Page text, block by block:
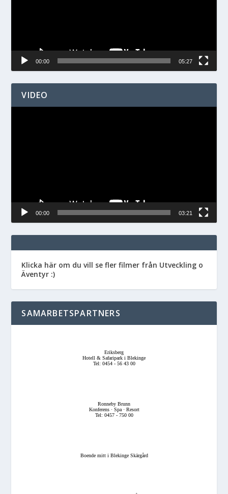
00:00 05:27
VIDEO
00:00 03:21
Klicka här om du vill se fler filmer från Utveckling o
Äventyr :)
SAMARBETSPARTNERS
Eriksberg
Hotell & Safaripark i Blekinge
Tel: 0454 - 56 43 00
Ronneby Brunn
Konferens · Spa · Resort
Tel: 0457 - 750 00
Boende mitt i Blekinge Skärgård